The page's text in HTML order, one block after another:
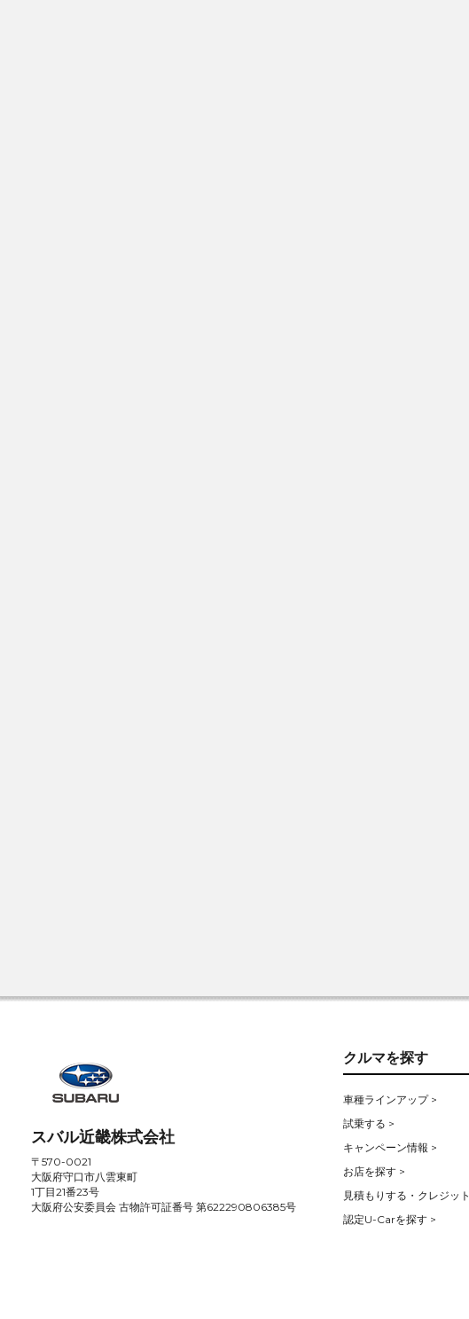
スバル近畿株式会社
〒570-0021
大阪府守口市八雲東町
1丁目21番23号
大阪府公安委員会 古物許可証番号 第622290806385号
クルマを探す
車種ラインアップ >
試乗する >
キャンペーン情報 >
お店を探す >
見積もりする・クレジット
認定U-Carを探す >